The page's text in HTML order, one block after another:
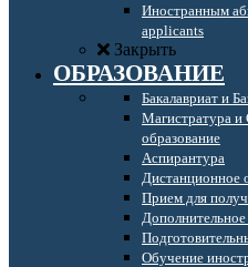
Иностранным
applicants
Закрыть
ОБРАЗОВАНИЕ
Бакалавриат и
Магистратура и
образование
Аспирантура
Дистанционное
Прием для
Обучение